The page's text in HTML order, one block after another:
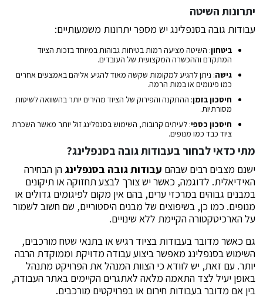
יתרונות השיטה
עבודות גובה בסנפלינג יש מספר יתרונות משמעותיים:
ביטחון: השיטה מציעה רמות בטיחות גבוהות במיוחד בזכות הציוד
המתקדם וההכשרה המקצועית של העובדים.
גישה: ניתן להגיע למקומות שקשה מאוד להגיע אליהם באמצעים אחרים
כמו פיגומים או במות הרמה.
חיסכון בזמן: ההתקנה והפירוק של הציוד מהירים יותר בהשוואה לשיטות
מסורתיות.
חיסכון כספי: לעיתים קרובות, השימוש בסנפלינג זול יותר מאשר השכרת
ציוד כבד כמו מנופים.
מתי כדאי לבחור בעבודות גובה בסנפלינג?
ישנם מצבים רבים שבהם עבודות גובה בסנפלינגהן הבחירה
האידיאלית. לדוגמה, כאשר יש צורך לבצע תחזוקה או תיקונים
במבנים גבוהים במרכזי ערים, בהם אין מקום לפיגומים גדולים או
מנופים. כמו כן, בשיפוצים של מבנים היסטוריים, שם חשוב לשמור
על הארכיטקטורה הקיימת ללא שינויים.
גם כאשר מדובר בעבודות בציוד רגיש או בתנאי שטח מורכבים,
השימוש בסנפלינג מאפשר ביצוע עבודה מדויקת וממוקדת הרבה
יותר. עם זאת, יש לוודא כי הצוות המנהל את הפרויקט מתנהל
באופן יעיל לצד התאמה מלאה לאתגרים הקיימים באתר העבודה,
בין אם מדובר בעבודות חירום או בפרויקטים מורכבים.